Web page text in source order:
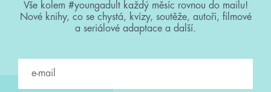
Vše kolem #youngadult každý měsíc rovnou do mailu!
Nové knihy, co se chystá, kvízy, soutěže, autoři, filmové
a seriálové adaptace a další.